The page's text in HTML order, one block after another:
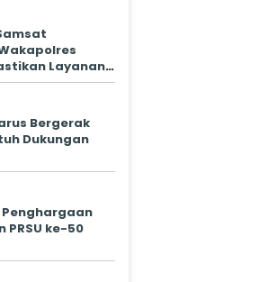
Layanan
Bergerak
Dukungan
Penghargaan
ke-50